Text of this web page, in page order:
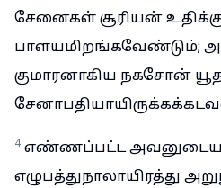
சேனைகள் சூரியன்
பாளயமிறங்கவேண்டும்;
குமாரனாகிய நகசோன்
4 எண்ணப்பட்ட
எழுபத்துநாலாயிரத்து